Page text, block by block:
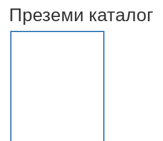
Преземи каталог